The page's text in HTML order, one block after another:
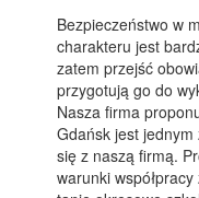
Bezpieczeństwo w
charakteru jest
zatem przejść
przygotują go do
Nasza firma
Gdańsk jest jednym
się z naszą firmą.
warunki